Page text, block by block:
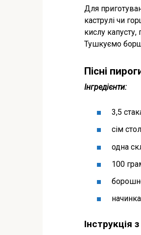
Для
каструлі чи
кислу
Тушкуємо
Пісні
Інгредієнти:
3,5
сім
одна
100
Інструкція